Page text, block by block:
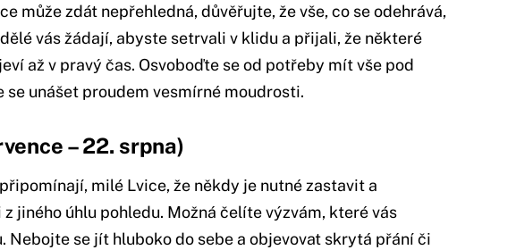
může zdát nepřehledná, důvěřujte, že vše, co se odehrává,
vás žádají, abyste setrvali v klidu a přijali, že některé
až v pravý čas. Osvoboďte se od potřeby mít vše pod
se unášet proudem vesmírné moudrosti.
– 22. srpna)
milé Lvice, že někdy je nutné zastavit a
jiného úhlu pohledu. Možná čelíte výzvám, které vás
Nebojte se jít hluboko do sebe a objevovat skrytá přání či